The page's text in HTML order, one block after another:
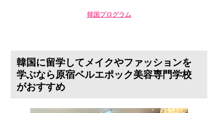
韓国プログラム
韓国に留学してメイクやファッションを
学ぶなら原宿ベルエポック美容専門学校
がおすすめ